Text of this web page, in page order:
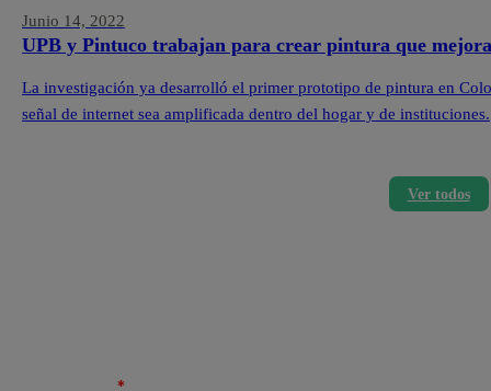
Junio 14, 2022
UPB y Pintuco trabajan para crear pintura que
La investigación ya desarrolló el primer prototipo de pintura en
señal de internet sea amplificada dentro del hogar y de instituciones.
Ver todos